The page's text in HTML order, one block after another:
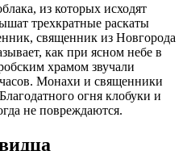
из которых исходят
трехкратные раскаты
священник из Новгорода
как при ясном небе в
храмом звучали
Монахи и священники
огня клобуки и
не повреждаются.